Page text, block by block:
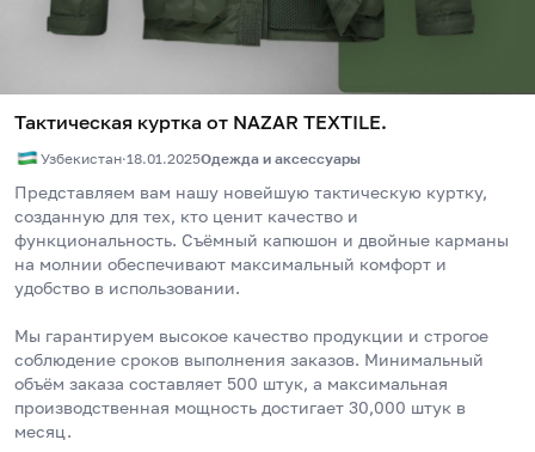
Тактическая куртка от NAZAR TEXTILE.
Узбекистан·18.01.2025Одежда и аксессуары
Представляем вам нашу новейшую тактическую куртку,
созданную для тех, кто ценит качество и
функциональность. Съёмный капюшон и двойные карманы
на молнии обеспечивают максимальный комфорт и
удобство в использовании.
Мы гарантируем высокое качество продукции и строгое
соблюдение сроков выполнения заказов. Минимальный
объём заказа составляет 500 штук, а максимальная
производственная мощность достигает 30,000 штук в
месяц.